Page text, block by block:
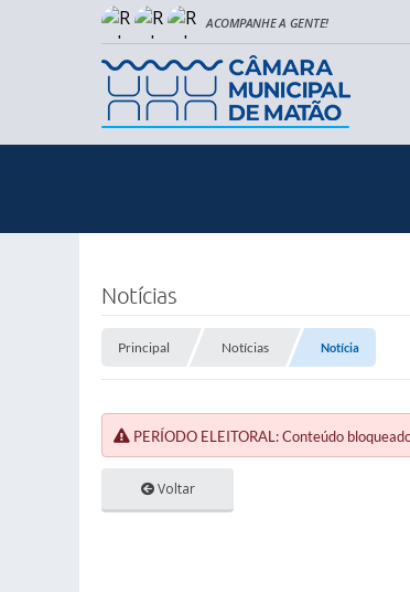
Notícias
Principal Notícias Notícia
PERÍODO ELEITORAL: Conteúdo
Voltar